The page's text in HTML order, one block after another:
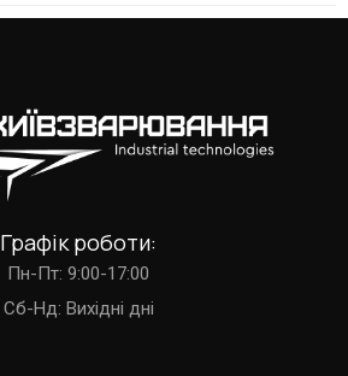
Графік роботи:
Пн-Пт: 9:00-17:00
Cб-Нд: Вихідні дні